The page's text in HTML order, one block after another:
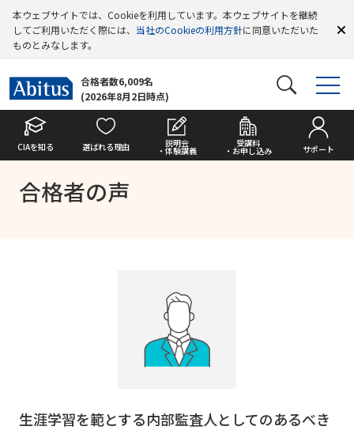
本ウェブサイトでは、Cookieを利用しています。本ウェブサイトを継続
してご利用いただく際には、 当社のCookieの利用方針に同意いただいた
ものとみなします。
合格者数6,009名
(2026年8月2日時点)
CIAを知る 選ばれる理由 説明会
・体験講義
受講料
・お申し込み サポート
合格者の声
生涯学習を範とする内部監査人としてのあるべき